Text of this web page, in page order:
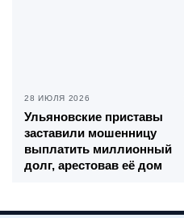
28 ИЮЛЯ 2026
Ульяновские приставы
заставили мошенницу
выплатить миллионный
долг, арестовав её дом